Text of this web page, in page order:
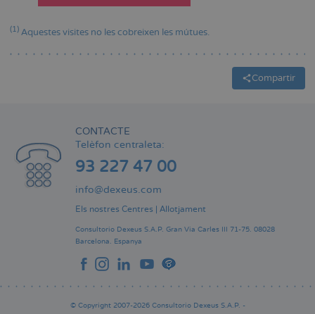
(1) Aquestes visites no les cobreixen les mútues.
Compartir
CONTACTE
Telèfon centraleta:
93 227 47 00
info@dexeus.com
Els nostres Centres Allotjament
Consultorio Dexeus S.A.P. Gran Via Carles III 71-75. 08028
Barcelona. Espanya
© Copyright 2007-2026 Consultorio Dexeus S.A.P. -